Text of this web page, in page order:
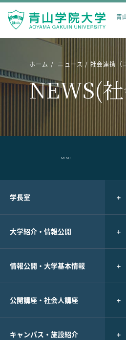
青
ホーム ニュース 社会連携（
NEWS(
- MENU -
学長室
大学紹介・情報公開
情報公開・大学基本情報
公開講座・社会人講座
キャンパス・施設紹介